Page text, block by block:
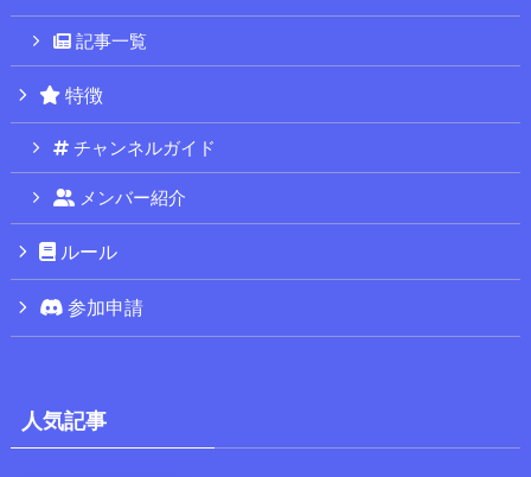
記事一覧
特徴
チャンネルガイド
メンバー紹介
ルール
参加申請
人気記事